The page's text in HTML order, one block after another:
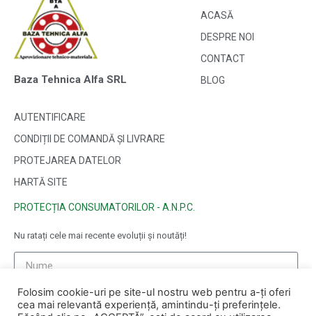
Baza Tehnica Alfa SRL
ACASĂ
DESPRE NOI
CONTACT
BLOG
AUTENTIFICARE
CONDIȚII DE COMANDĂ ȘI LIVRARE
PROTEJAREA DATELOR
HARTĂ SITE
PROTECȚIA CONSUMATORILOR - A.N.P.C.
Nu ratați cele mai recente evoluții și noutăți!
Folosim cookie-uri pe site-ul nostru web pentru a-ți oferi
cea mai relevantă experiență, amintindu-ți preferințele.